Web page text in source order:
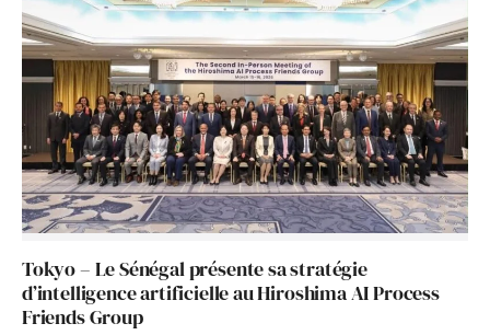
Tokyo – Le Sénégal présente sa stratégie
d’intelligence artificielle au Hiroshima AI Process
Friends Group